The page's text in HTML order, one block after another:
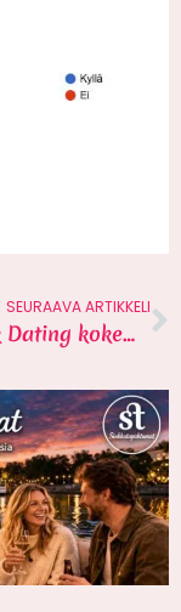
SEURAAVA ARTIKKELI
Facebook Dating kokemuksia – 1